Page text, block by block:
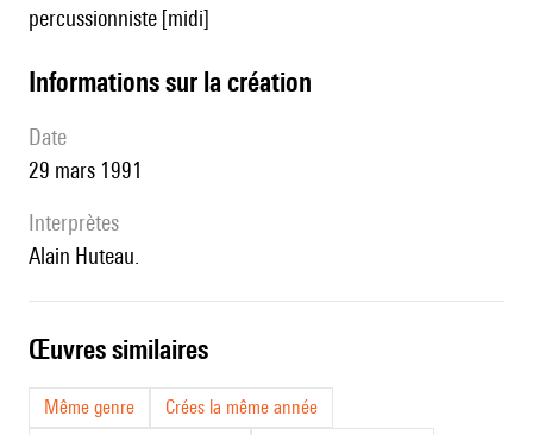
percussionniste [midi]
informations sur la création
date
29 mars 1991
interprètes
Alain Huteau.
œuvres similaires
Même genre
Crées la même année